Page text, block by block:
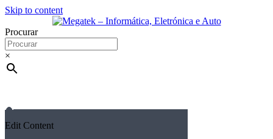
Skip to content
Procurar
×
Edit Content